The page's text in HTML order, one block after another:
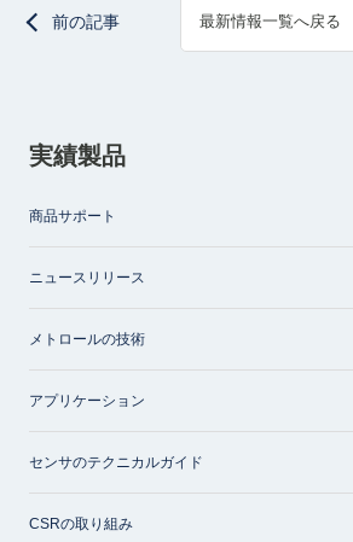
前の記事 最新情報一覧へ戻る
実績製品
商品サポート
ニュースリリース
メトロールの技術
アプリケーション
センサのテクニカルガイド
CSRの取り組み